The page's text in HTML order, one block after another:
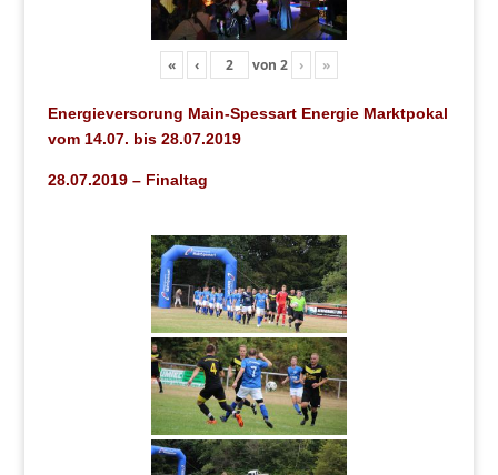
« ‹ von 2 › »
Energieversorung Main-Spessart Energie Marktpokal
vom 14.07. bis 28.07.2019
28.07.2019 – Finaltag